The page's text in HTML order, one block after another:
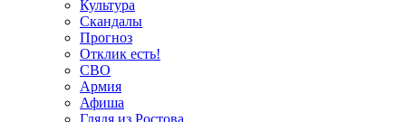
Культура
Скандалы
Прогноз
Отклик есть!
СВО
Армия
Афиша
Глядя из Ростова